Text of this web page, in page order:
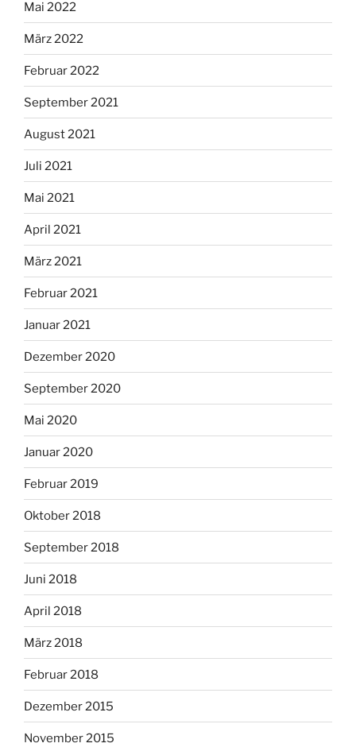
Mai 2022
März 2022
Februar 2022
September 2021
August 2021
Juli 2021
Mai 2021
April 2021
März 2021
Februar 2021
Januar 2021
Dezember 2020
September 2020
Mai 2020
Januar 2020
Februar 2019
Oktober 2018
September 2018
Juni 2018
April 2018
März 2018
Februar 2018
Dezember 2015
November 2015